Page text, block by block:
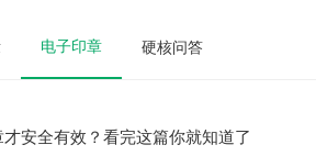
电子印章 硬核问答
安全有效？看完这篇你就知道了